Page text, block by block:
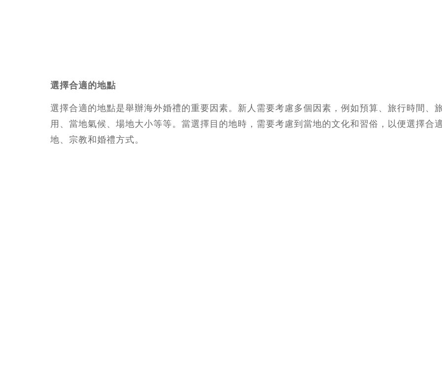
選擇合適的地點
選擇合適的地點是舉辦海外婚禮的重要因素。新人需要考慮多個因素，例如預算、旅行時間、
用、當地氣候、場地大小等等。當選擇目的地時，需要考慮到當地的文化和習俗，以便選擇合
地、宗教和婚禮方式。